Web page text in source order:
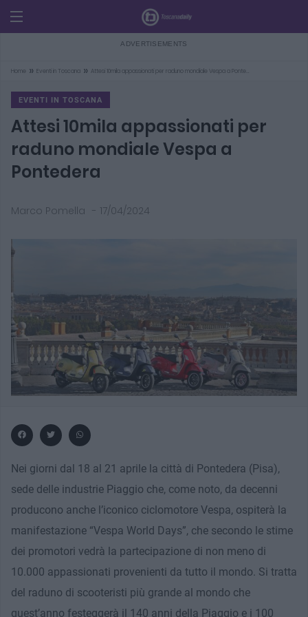
Home » Eventi in Toscana » Attesi 10mila appassionati per raduno mondiale Vespa a Ponte…
EVENTI IN TOSCANA
Attesi 10mila appassionati per
raduno mondiale Vespa a
Pontedera
Marco Pomella - 17/04/2024
Nei giorni dal 18 al 21 aprile la città di Pontedera (Pisa),
sede delle industrie Piaggio che, come noto, da decenni
producono anche l’iconico ciclomotore Vespa, ospiterà la
manifestazione “Vespa World Days”, che secondo le stime
dei promotori vedrà la partecipazione di non meno di
10.000 appassionati provenienti da tutto il mondo. Si tratta
del raduno di scooteristi più grande al mondo che
quest’anno festeggerà il 140 anni della Piaggio e i 100